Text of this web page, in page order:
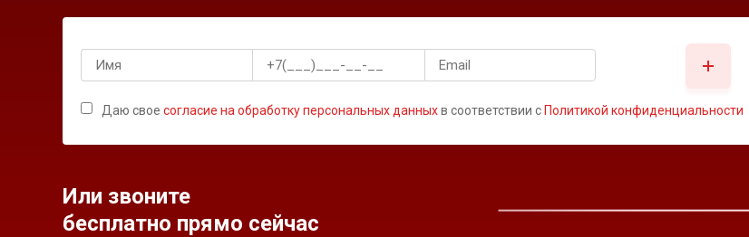
Даю свое согласие на обработку персональных данныхв соответствии с Политикой конфиденциальности
Или звоните
бесплатно прямо сейчас